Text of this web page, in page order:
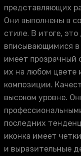
представляющих
Они выполнены в
стиле. В итоге,
вписывающимися
имеет прозрачный
их на любом цвете
композиции.
высоком уровне.
последних
иконка имеет
и выразительные